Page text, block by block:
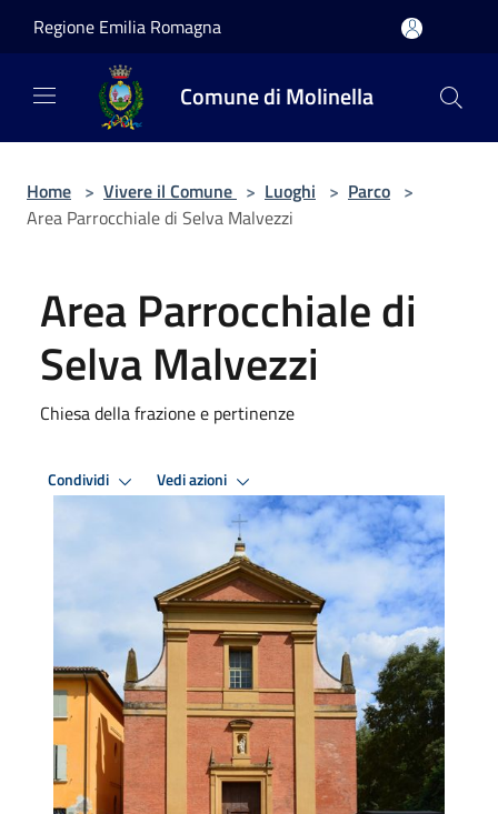
Regione Emilia Romagna
Comune di Molinella
Home > Vivere il Comune > Luoghi > Parco >
Area Parrocchiale di Selva Malvezzi
Area Parrocchiale di
Selva Malvezzi
Chiesa della frazione e pertinenze
Condividi Vedi azioni